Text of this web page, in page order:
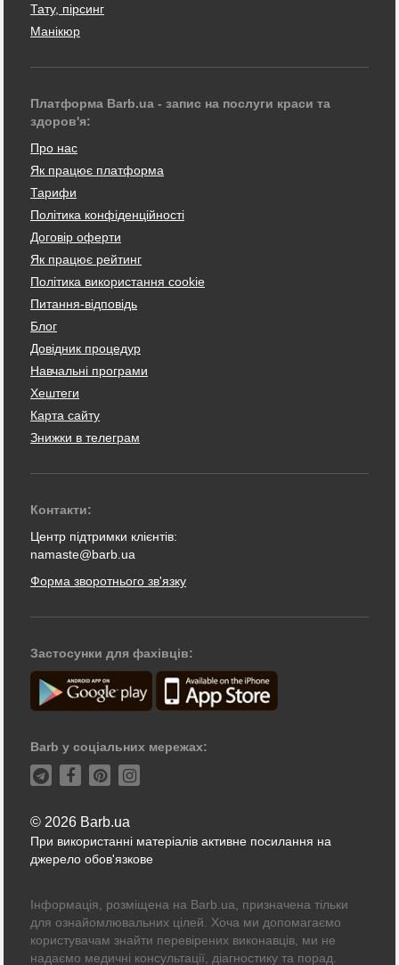
Тату, пірсинг
Манікюр
Платформа Barb.ua - запис на послуги краси та
здоров'я:
Про нас
Як працює платформа
Тарифи
Політика конфіденційності
Договір оферти
Як працює рейтинг
Політика використання cookie
Питання-відповідь
Блог
Довідник процедур
Навчальні програми
Хештеги
Карта сайту
Знижки в телеграм
Контакти:
Центр підтримки клієнтів:
namaste@barb.ua
Форма зворотнього зв'язку
Застосунки для фахівців:
Barb у соціальних мережах:
© 2026 Barb.ua
При використанні матеріалів активне посилання на
джерело обов'язкове
Інформація, розміщена на Barb.ua, призначена тільки
для ознайомлювальних цілей. Хоча ми допомагаємо
користувачам знайти перевірених виконавців, ми не
надаємо медичні консультації, діагностику та порад.